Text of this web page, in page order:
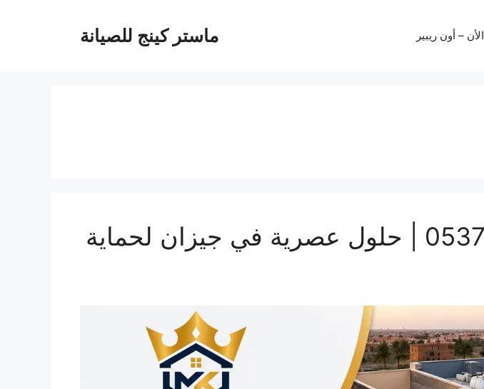
ماستر كينج للصيانة
تركيب سواتر ومظلات بجازان 0537212379 | حلول عصرية في جيزان لحماية